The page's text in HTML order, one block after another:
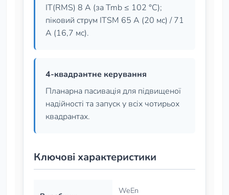
IT(RMS) 8 А (за Tmb ≤ 102 °C);
піковий струм ITSM 65 А (20 мс) / 71
А (16,7 мс).
4-квадрантне керування
Планарна пасивація для підвищеної
надійності та запуск у всіх чотирьох
квадрантах.
Ключові характеристики
WeEn